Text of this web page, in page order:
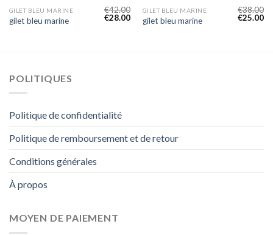
GILET BLEU MARINE
gilet bleu marine
€42.00
€28.00
GILET BLEU MARINE
gilet bleu marine
€38.00
€25.00
POLITIQUES
Politique de confidentialité
Politique de remboursement et de retour
Conditions générales
À propos
MOYEN DE PAIEMENT